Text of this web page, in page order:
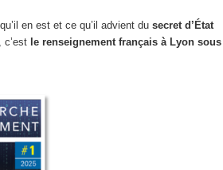
en est et ce qu’il advient dusecret d’État
c’est lerenseignement français à Lyon sous